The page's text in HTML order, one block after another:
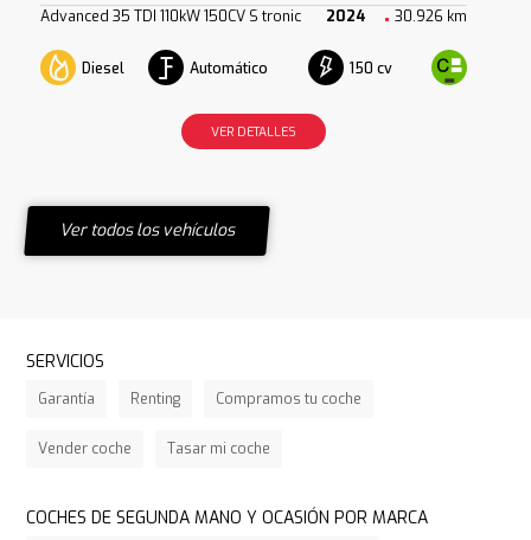
Advanced 35 TDI 110kW 150CV S tronic 2024 30.926 km
Diesel Automático 150 cv
VER DETALLES
Ver todos los vehículos
SERVICIOS
Garantía Renting Compramos tu coche
Vender coche Tasar mi coche
COCHES DE SEGUNDA MANO Y OCASIÓN POR MARCA